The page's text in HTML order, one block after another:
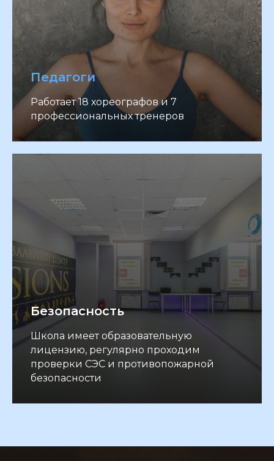
Педагоги
Работает 18 хореографов и 7
профессиональных тренеров
Безопасность
Школа имеет образовательную
лицензию, регулярно проходим
проверки СЭС и противопожарной
безопасности